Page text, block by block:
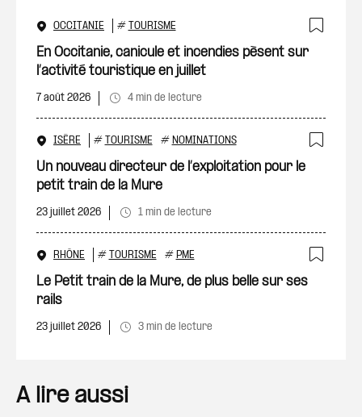
OCCITANIE # TOURISME
En Occitanie, canicule et incendies pèsent sur
l’activité touristique en juillet
7 août 2026 4 min de lecture
ISÈRE # TOURISME # NOMINATIONS
Un nouveau directeur de l’exploitation pour le
petit train de la Mure
23 juillet 2026 1 min de lecture
RHÔNE # TOURISME # PME
Le Petit train de la Mure, de plus belle sur ses
rails
23 juillet 2026 3 min de lecture
A lire aussi